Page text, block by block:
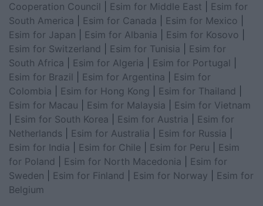
Cooperation Council
Esim for Middle East
Esim for
South America
Esim for Canada Esim for Mexico
Esim for Japan
Esim for Albania Esim for Kosovo
Esim for Switzerland
Esim for Tunisia
Esim for
South Africa
Esim for Algeria Esim for Portugal
Esim for Brazil
Esim for Argentina
Esim for
Colombia
Esim for Hong Kong Esim for Thailand
Esim for Macau
Esim for Malaysia
Esim for Vietnam
Esim for South Korea Esim for Austria
Esim for
Netherlands
Esim for Australia Esim for Russia
Esim for India
Esim for Chile Esim for Peru
Esim
for Poland
Esim for North Macedonia
Esim for
Sweden
Esim for Finland Esim for Norway
Esim for
Belgium